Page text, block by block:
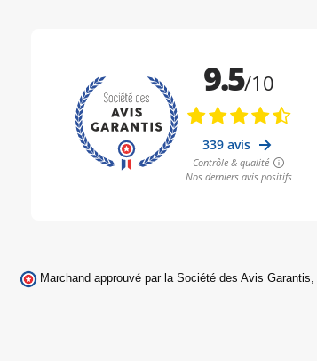
Marchand approuvé par la Société des Avis Garantis,